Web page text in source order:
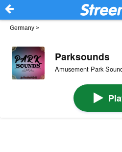
Germany >
Parksounds
Amusement Park